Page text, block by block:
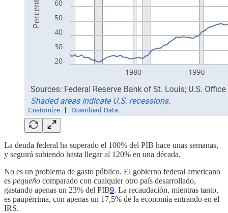
La deuda federal ha superado el 100% del PIB hace unas semanas,
y seguirá subiendo hasta llegar al 120% en una década.
No es un problema de gasto público. El gobierno federal americano
es pequeño comparado con cualquier otro país desarrollado,
gastando apenas un 23% del PIB9. La recaudación, mientras tanto,
es paupérrima, con apenas un 17,5% de la economía entrando en el
IRS.